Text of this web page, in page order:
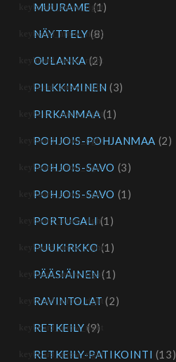
MUURAME (1)
NÄYTTELY (8)
OULANKA (2)
PILKKIMINEN (3)
PIRKANMAA (1)
POHJOIS-POHJANMAA (2)
POHJOIS-SAVO (3)
POHJOIS-SAVO (1)
PORTUGALI (1)
PUUKIRKKO (1)
PÄÄSIÄINEN (1)
RAVINTOLAT (2)
RETKEILY (9)
RETKEILY-PATIKOINTI (13)